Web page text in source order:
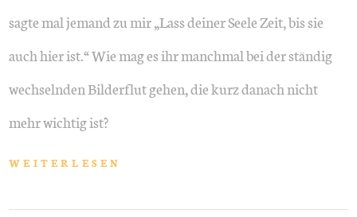
sagte mal jemand zu mir „Lass deiner Seele Zeit, bis sie
auch hier ist.“ Wie mag es ihr manchmal bei der ständig
wechselnden Bilderflut gehen, die kurz danach nicht
mehr wichtig ist?
WEITERLESEN